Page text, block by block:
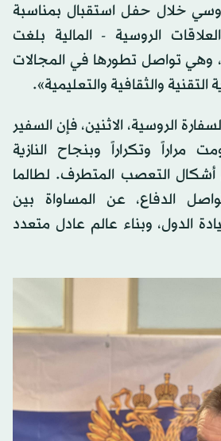
خلال حفل استقبال بمناسبة
الروسية - المالية بلغت
تواصل تطورها في المجالات
والثقافية والتعليمية».
الروسية، الاثنين، فإن السفير
مراراً وتكراراً وبنجاح النازية
أشكال التعصب المتطرف. لطالما
الدفاع، عن المساواة بين
الدول، وبناء عالم عادل متعدد